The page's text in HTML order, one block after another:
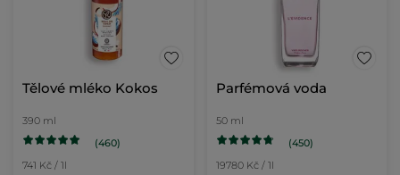
Tělové mléko Kokos
390 ml
(460)
741 Kč / 1l
Parfémová voda
50 ml
(450)
19780 Kč / 1l